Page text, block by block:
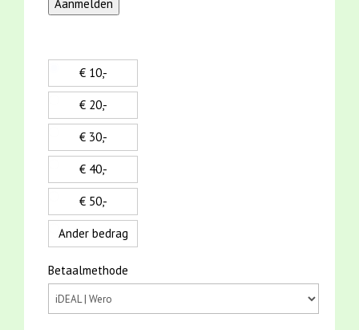
€ 10,-
€ 20,-
€ 30,-
€ 40,-
€ 50,-
Ander bedrag
Betaalmethode